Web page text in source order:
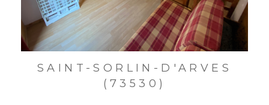
SAINT-SORLIN-D'ARVES
(73530)